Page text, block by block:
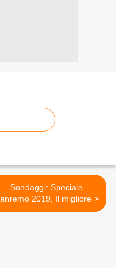
Sondaggi: Speciale
Sanremo 2019, Il migliore >